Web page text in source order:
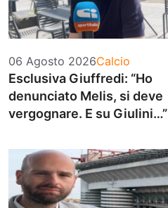
06 Agosto 2026Categorie
Calcio
Esclusiva Giuffredi: “Ho
denunciato Melis, si deve
vergognare. E su Giulini…”